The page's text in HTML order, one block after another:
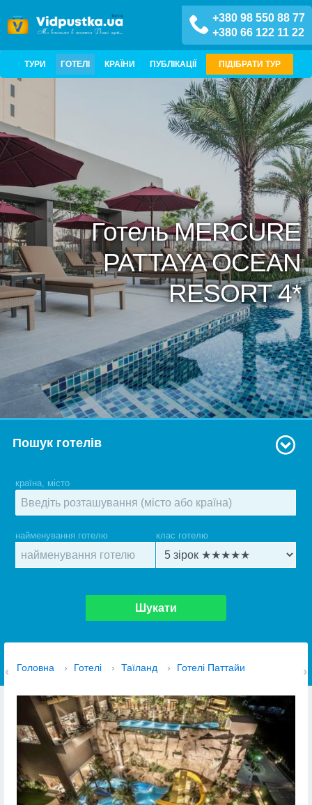
+380 98 550 88 77
+380 66 122 11 22
ТУРИ ГОТЕЛІ КРАЇНИ ПУБЛІКАЦІЇ ПІДІБРАТИ ТУР
Готель MERCURE
PATTAYA OCEAN
RESORT 4*
Пошук готелів
країна, місто
найменування готелю клас готелю
Шукати
Головна › Готелі › Таїланд › Готелі Паттайи